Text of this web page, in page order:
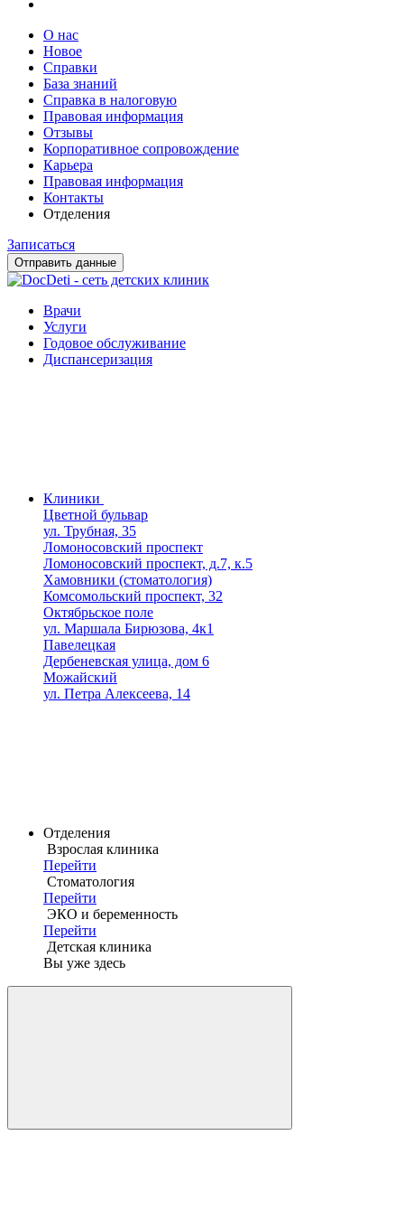
О нас
Новое
Справки
База знаний
Справка в налоговую
Правовая информация
Отзывы
Корпоративное сопровождение
Карьера
Правовая информация
Контакты
Отделения
Записаться
Отправить данные
Врачи
Услуги
Годовое обслуживание
Диспансеризация
Клиники
Цветной бульвар
ул. Трубная, 35
Ломоносовский проспект
Ломоносовский проспект, д.7, к.5
Хамовники (стоматология)
Комсомольский проспект, 32
Октябрьское поле
ул. Маршала Бирюзова, 4к1
Павелецкая
Дербеневская улица, дом 6
Можайский
ул. Петра Алексеева, 14
Отделения
Взрослая клиника
Перейти
Стоматология
Перейти
ЭКО и беременность
Перейти
Детская клиника
Вы уже здесь